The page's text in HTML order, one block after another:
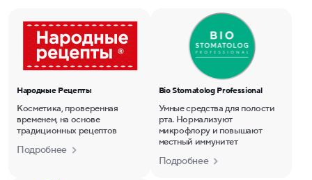
Народные Рецепты
Косметика, проверенная
временем, на основе
традиционных рецептов
Подробнее
Bio Stomatolog Professional
Умные средства для полости
рта. Нормализуют
микрофлору и повышают
местный иммунитет
Подробнее